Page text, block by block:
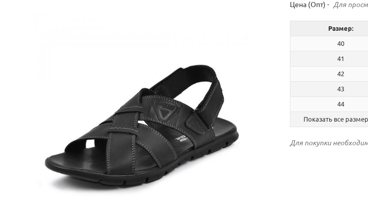
Цена (Опт) - Для
Размер:
40
41
42
43
44
Показать все
Для покупки